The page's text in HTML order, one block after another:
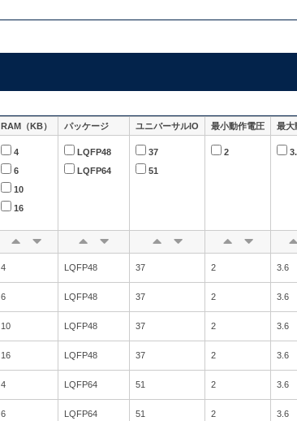
RAM（KB） パッケージ ユニバーサルIO 最小動作電圧 最大
4
6
10
16
LQFP48
LQFP64
37
51
2
4 LQFP48 37 2 3.6
6 LQFP48 37 2 3.6
10 LQFP48 37 2 3.6
16 LQFP48 37 2 3.6
4 LQFP64 51 2 3.6
6 LQFP64 51 2 3.6